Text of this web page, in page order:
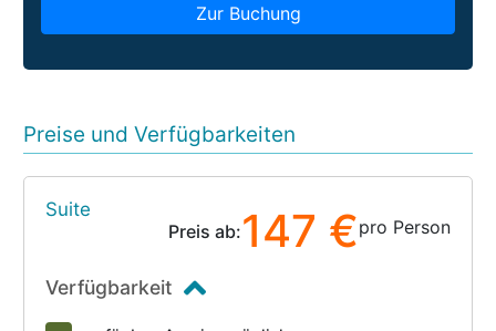
Zur Buchung
Preise und Verfügbarkeiten
Suite
Preis ab:147 €pro Person
Verfügbarkeit